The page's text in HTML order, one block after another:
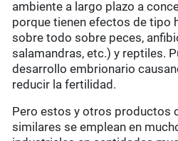
ambiente a largo plazo a
porque tienen efectos de tipo
sobre todo sobre peces,
salamandras, etc.) y reptiles.
desarrollo embrionario
reducir la fertilidad.
Pero estos y otros productos
similares se emplean en